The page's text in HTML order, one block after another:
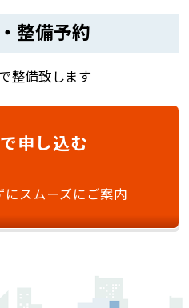
整備予約
整備致します
で申し込む
にスムーズにご案内